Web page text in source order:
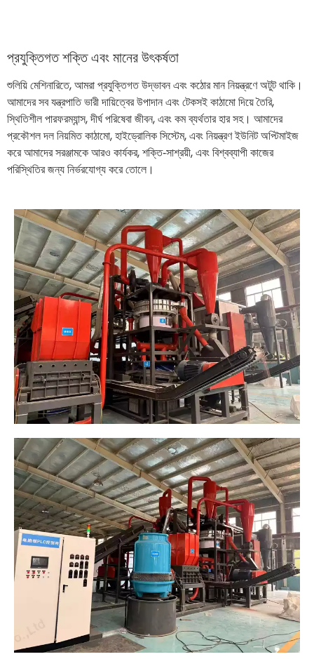
প্রযুক্তিগত শক্তি এবং মানের উৎকর্ষতা
শুলিয়ি মেশিনারিতে, আমরা প্রযুক্তিগত উদ্ভাবন এবং কঠোর মান নিয়ন্ত্রণে অটুট থাকি।
আমাদের সব যন্ত্রপাতি ভারী দায়িত্বের উপাদান এবং টেকসই কাঠামো দিয়ে তৈরি,
স্থিতিশীল পারফরম্যান্স, দীর্ঘ পরিষেবা জীবন, এবং কম ব্যর্থতার হার সহ। আমাদের
প্রকৌশল দল নিয়মিত কাঠামো, হাইড্রোলিক সিস্টেম, এবং নিয়ন্ত্রণ ইউনিট অপ্টিমাইজ
করে আমাদের সরঞ্জামকে আরও কার্যকর, শক্তি‑সাশ্রয়ী, এবং বিশ্বব্যাপী কাজের
পরিস্থিতির জন্য নির্ভরযোগ্য করে তোলে।